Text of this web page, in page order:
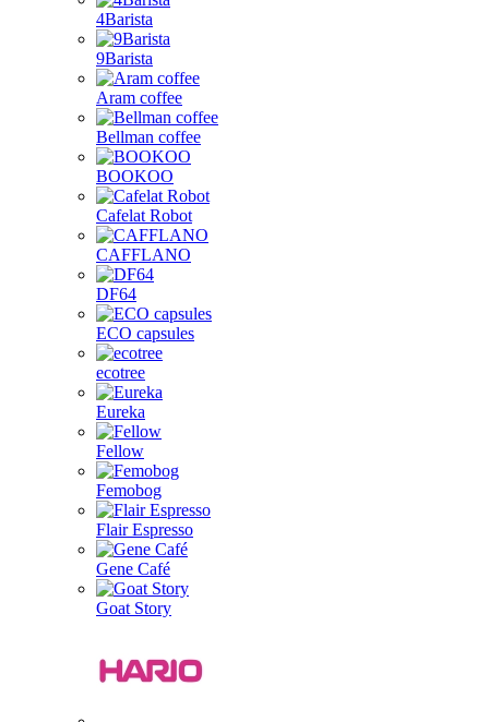
4Barista
9Barista
Aram coffee
Bellman coffee
BOOKOO
Cafelat Robot
CAFFLANO
DF64
ECO capsules
ecotree
Eureka
Fellow
Femobog
Flair Espresso
Gene Café
Goat Story